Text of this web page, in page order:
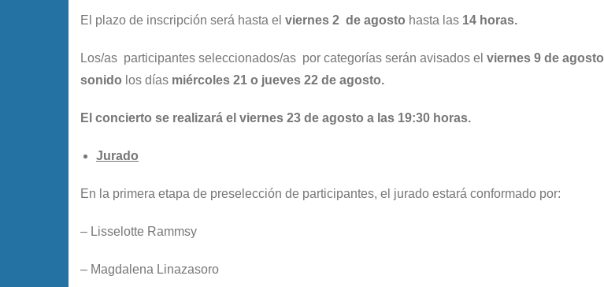
El plazo de inscripción será hasta el viernes 2 de agosto hasta las 14 horas.
Los/as participantes seleccionados/as por categorías serán avisados el viernes 9 de agosto
sonido los días miércoles 21 o jueves 22 de agosto.
El concierto se realizará el viernes 23 de agosto a las 19:30 horas.
Jurado
En la primera etapa de preselección de participantes, el jurado estará conformado por:
– Lisselotte Rammsy
– Magdalena Linazasoro